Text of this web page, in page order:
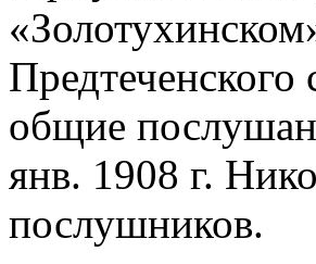
Предтеченского
общие
янв. 1908 г.
послушников.